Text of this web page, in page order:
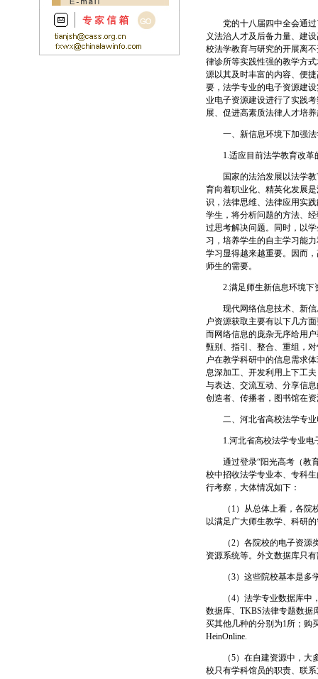
党的十八届四中全会通过
义法治人才及后备力量、建
校法学教育与研究的开展离
律诊所等实践性强的教学方
源以其及时丰富的内容、便
要，法学专业的电子资源建
业电子资源建设进行了实践
展、促进高素质法律人才培
一、新信息环境下加强法
1.适应目前法学教育改革
国家的法治发展以法学教
育向着职业化、精英化发展
识，法律思维、法律应用实
学生，将分析问题的方法、
过思考解决问题。同时，以
习，培养学生的自主学习能
学习显得越来越重要。因而
师生的需要。
2.满足师生新信息环境下
现代网络信息技术、新信
户资源获取主要有以下几方
而网络信息的庞杂无序给用
甄别、指引、整合、重组，
户在教学科研中的信息需求
息深加工、开发利用上下工
与表达、交流互动、分享信
创造者、传播者，图书馆在
二、河北省高校法学专业
1.河北省高校法学专业电
通过登录“阳光高考（教育
校中招收法学专业本、专科
行考察，大体情况如下：
（1）从总体上看，各院校
以满足广大师生教学、科研
（2）各院校的电子资源类
资源系统等。外文数据库只
（3）这些院校基本是多学
（4）法学专业数据库中，
数据库、TKBS法律专题数据
买其他几种的分别为1所；购
HeinOnline.
（5）在自建资源中，大多
校只有学科馆员的职责、联